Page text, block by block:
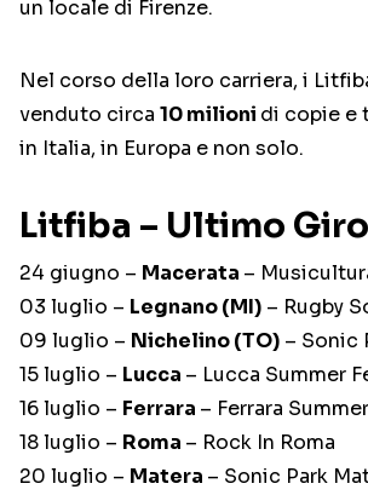
un locale di Firenze.
Nel corso della loro carriera, i
venduto circa 10 milioni di copie e
in Italia, in Europa e non solo.
Litfiba – Ultimo
24 giugno – Macerata –
03 luglio – Legnano (MI) – Rugby
09 luglio – Nichelino (TO) – Sonic
15 luglio – Lucca – Lucca Summer
16 luglio – Ferrara – Ferrara
18 luglio – Roma – Rock In Roma
20 luglio – Matera – Sonic Park